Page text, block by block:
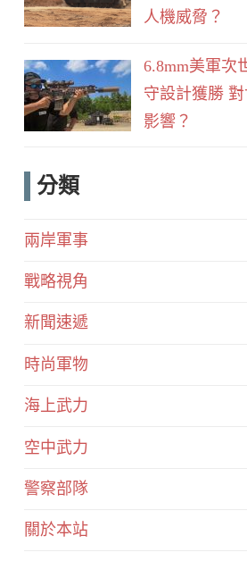
人機威脅？
6.8mm美軍次
守設計獲勝
影響？
分類
兩岸軍事
戰略視角
新聞速遞
時尚軍物
海上武力
空中武力
警察部隊
關於本站